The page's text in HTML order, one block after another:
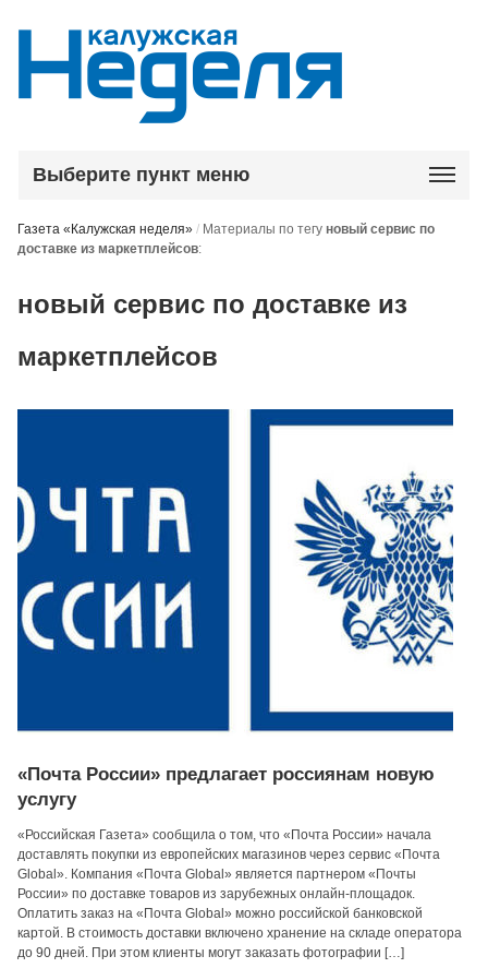
Выберите пункт меню
Газета «Калужская неделя» / Материалы по тегуновый сервис по
доставке из маркетплейсов:
новый сервис по доставке из
маркетплейсов
«Почта России» предлагает россиянам новую
услугу
«Российская Газета» сообщила о том, что «Почта России» начала
доставлять покупки из европейских магазинов через сервис «Почта
Global». Компания «Почта Global» является партнером «Почты
России» по доставке товаров из зарубежных онлайн-площадок.
Оплатить заказ на «Почта Global» можно российской банковской
картой. В стоимость доставки включено хранение на складе оператора
до 90 дней. При этом клиенты могут заказать фотографии […]